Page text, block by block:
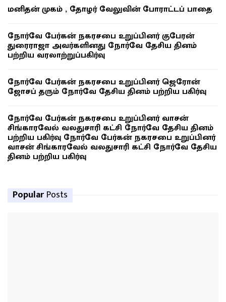
மனிதன் முகம் , தோழர் வேலுவின் போராட்டப் பாதை
நோர்வே பேர்கன் நகரசபை உறுப்பினர் குபேரன்
துரைராஜா அவர்களினது நோர்வே தேசிய தினம்
பற்றிய வரலாற்றுப்பகிர்வு
நோர்வே பேர்கன் நகரசபை உறுப்பினர் ஜெரோன்
ஜோசப் தரும் நோர்வே தேசிய தினம் பற்றிய பகிர்வு
நோர்வே பேர்கன் நகரசபை உறுப்பினர் வாசன்
சிங்காரவேல் வலதுசாரி கட்சி நோர்வே தேசிய தினம்
பற்றிய பகிர்வு நோர்வே பேர்கன் நகரசபை உறுப்பினர்
வாசன் சிங்காரவேல் வலதுசாரி கட்சி நோர்வே தேசிய
தினம் பற்றிய பகிர்வு
Popular Posts